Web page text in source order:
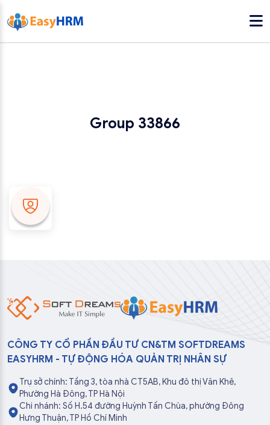
Group 33866
CÔNG TY CỔ PHẦN ĐẦU TƯ CN&TM SOFTDREAMS
EASYHRM - TỰ ĐỘNG HÓA QUẢN TRỊ NHÂN SỰ
Trụ sở chính: Tầng 3, tòa nhà CT5AB, Khu đô thị Văn Khê,
Phường Hà Đông, TP Hà Nội
Chi nhánh: Số H.54 đường Huỳnh Tấn Chùa, phường Đông
Hưng Thuận, TP Hồ Chí Minh